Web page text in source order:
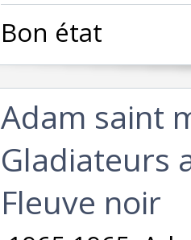
‎Bon état‎
‎Adam saint
Gladiateurs
Fleuve noir‎